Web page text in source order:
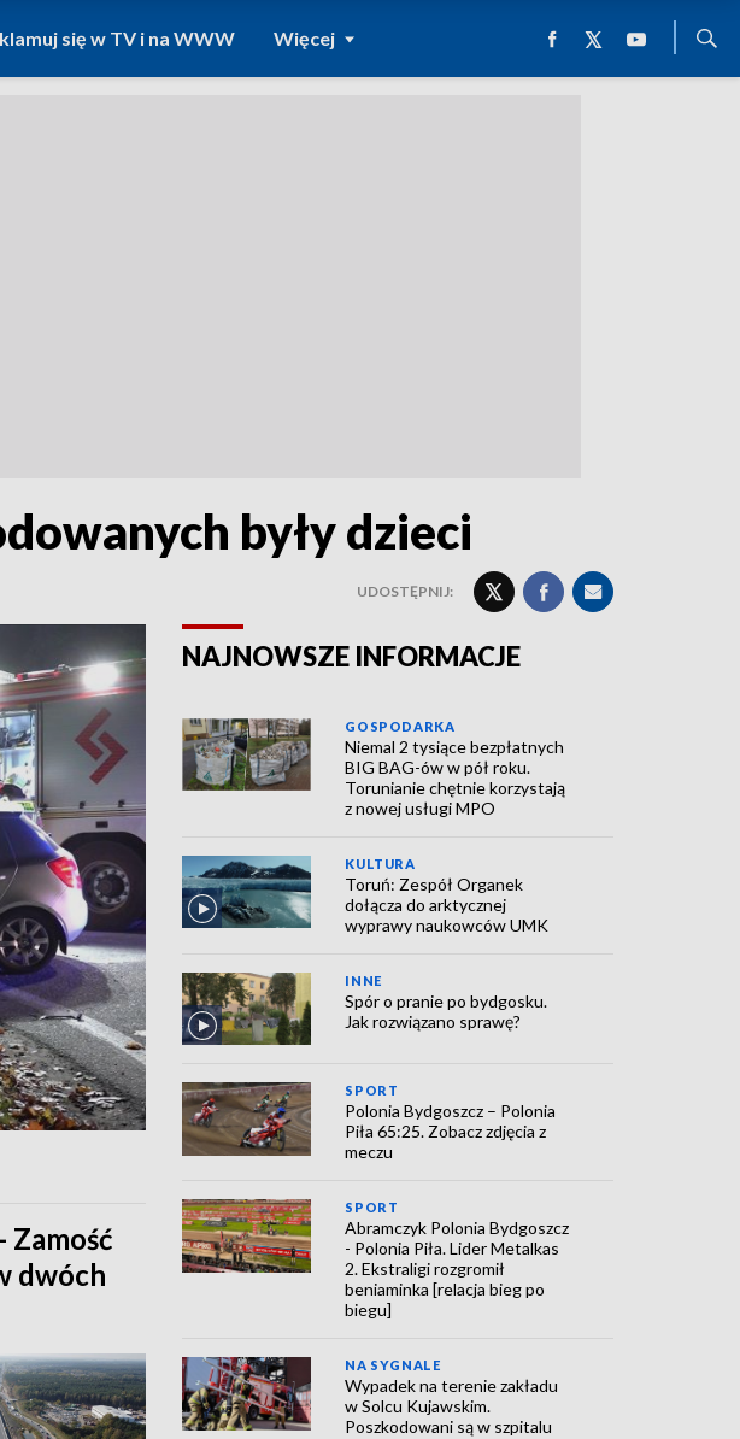
się w TV i na WWW Więcej
były dzieci
UDOSTĘPNIJ:
Zamość
dwóch
NAJNOWSZE INFORMACJE
GOSPODARKA
Niemal 2 tysiące bezpłatnych
BIG BAG-ów w pół roku.
Torunianie chętnie korzystają
z nowej usługi MPO
KULTURA
Toruń: Zespół Organek
dołącza do arktycznej
wyprawy naukowców UMK
INNE
Spór o pranie po bydgosku.
Jak rozwiązano sprawę?
SPORT
Polonia Bydgoszcz – Polonia
Piła 65:25. Zobacz zdjęcia z
meczu
SPORT
Abramczyk Polonia Bydgoszcz
- Polonia Piła. Lider Metalkas
2. Ekstraligi rozgromił
beniaminka [relacja bieg po
biegu]
NA SYGNALE
Wypadek na terenie zakładu
w Solcu Kujawskim.
Poszkodowani są w szpitalu